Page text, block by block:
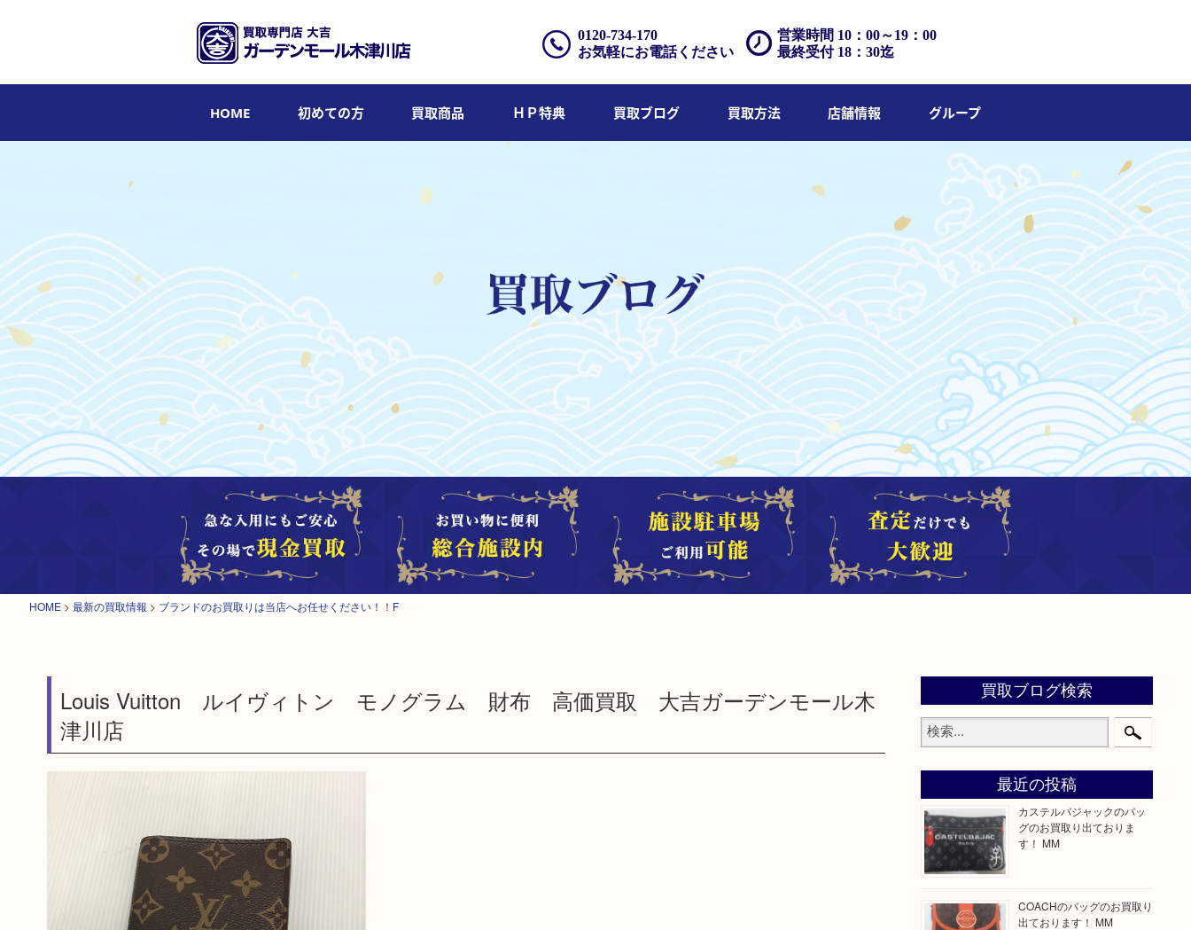
営業時間 10：00～19：00
最終受付 18：30迄
0120-734-170
お気軽にお電話ください
HOME 初めての方 買取商品 ＨＰ特典 買取ブログ 買取方法 店舗情報 グループ
HOME > 最新の買取情報 > ブランドのお買取りは当店へお任せください！！F
Louis Vuitton ルイヴィトン モノグラム 財布 高価買取 大吉ガーデンモール木
津川店
買取ブログ検索
最近の投稿
カステルバジャックのバッ
グのお買取り出ておりま
す！ MM
COACHのバッグのお買取り
出ております！ MM